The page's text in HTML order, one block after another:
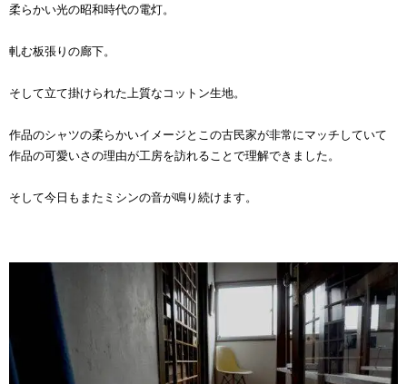
柔らかい光の昭和時代の電灯。
軋む板張りの廊下。
そして立て掛けられた上質なコットン生地。
作品のシャツの柔らかいイメージとこの古民家が非常にマッチしていて
作品の可愛いさの理由が工房を訪れることで理解できました。
そして今日もまたミシンの音が鳴り続けます。